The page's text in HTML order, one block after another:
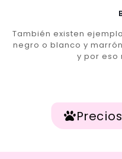
También existen
negro o blanco y
y por eso